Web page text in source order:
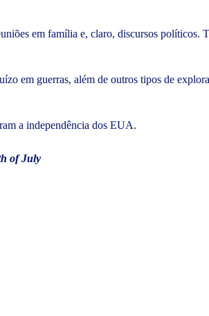
em família e, claro, discursos políticos.
em guerras, além de outros tipos de
a independência dos EUA.
of July